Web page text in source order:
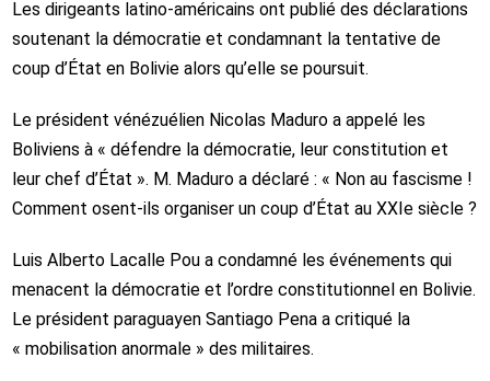
Les dirigeants latino-américains ont publié des déclarations
soutenant la démocratie et condamnant la tentative de
coup d’État en Bolivie alors qu’elle se poursuit.
Le président vénézuélien Nicolas Maduro a appelé les
Boliviens à « défendre la démocratie, leur constitution et
leur chef d’État ». M. Maduro a déclaré : « Non au fascisme !
Comment osent-ils organiser un coup d’État au XXIe siècle ?
Luis Alberto Lacalle Pou a condamné les événements qui
menacent la démocratie et l’ordre constitutionnel en Bolivie.
Le président paraguayen Santiago Pena a critiqué la
« mobilisation anormale » des militaires.